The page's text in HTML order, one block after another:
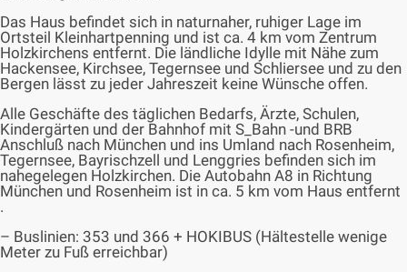
Das Haus befindet sich in naturnaher, ruhiger Lage im
Ortsteil Kleinhartpenning und ist ca. 4 km vom Zentrum
Holzkirchens entfernt. Die ländliche Idylle mit Nähe zum
Hackensee, Kirchsee, Tegernsee und Schliersee und zu den
Bergen lässt zu jeder Jahreszeit keine Wünsche offen.
Alle Geschäfte des täglichen Bedarfs, Ärzte, Schulen,
Kindergärten und der Bahnhof mit S_Bahn -und BRB
Anschluß nach München und ins Umland nach Rosenheim,
Tegernsee, Bayrischzell und Lenggries befinden sich im
nahegelegen Holzkirchen. Die Autobahn A8 in Richtung
München und Rosenheim ist in ca. 5 km vom Haus entfernt
.
– Buslinien: 353 und 366 + HOKIBUS (Hältestelle wenige
Meter zu Fuß erreichbar)